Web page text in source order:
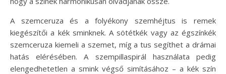
A szemceruza és a folyékony szemhéjtus is remek
kiegészítői a kék sminknek. A sötétkék vagy az égszínkék
szemceruza kiemeli a szemet, míg a tus segíthet a drámai
hatás elérésében. A szempillaspirál használata pedig
elengedhetetlen a smink végső simításához – a kék szín